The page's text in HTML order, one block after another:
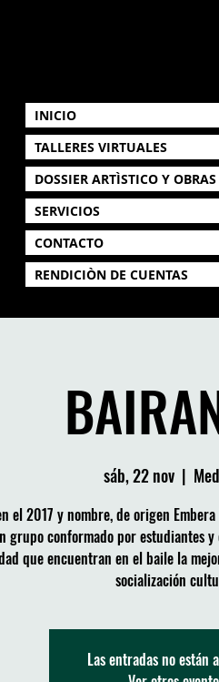
INICIO
TALLERES VIRTUALES
DOSSIER ARTÌSTICO Y OBRAS
SERVICIOS
CONTACTO
RENDICIÒN DE CUENTAS
sáb, 22 nov
  |
el 2017 y nombre, de origen
grupo conformado por estudiantes
que encuentran en el baile la
socialización
Las entradas no están